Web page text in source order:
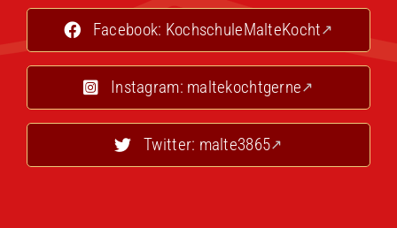
Facebook: KochschuleMalteKocht
Instagram: maltekochtgerne
Twitter: malte3865